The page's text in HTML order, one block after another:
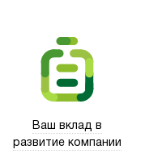
Ваш вклад в
развитие компании